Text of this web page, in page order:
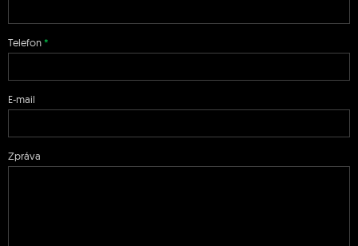
Telefon
E-mail
Zpráva